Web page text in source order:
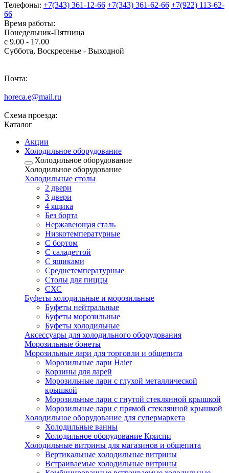
Телефоны: +7(343) 361-12-66 +7(343) 361-62-66 +7(922) 113-62-
66
Время работы:
Понедельник-Пятница
с 9.00 - 17.00
Суббота, Воскресенье - Выходной
Почта:
horeca.e@mail.ru
Схема проезда:
Каталог
Акции
Холодильное оборудование
Холодильное оборудование
Холодильное оборудование
Холодильные столы
2 двери
3 двери
4 ящика
Без борта
Нержавеющая сталь
Низкотемпературные
С бортом
С саладеттой
С ящиками
Среднетемпературные
Столы для пиццы
СХС
Буфеты холодильные и морозильные
Буфеты нейтральные
Буфеты морозильные
Буфеты холодильные
Аксессуары для холодильного оборудования
Морозильные бонеты
Морозильные лари для торговли и общепита
Морозильные лари Haier
Корзины для ларей
Морозильные лари с глухой металлической
крышкой
Морозильные лари с гнутой стеклянной крышкой
Морозильные лари с прямой стеклянной крышкой
Холодильное оборудование для супермаркета
Холодильные ванны
Холодильное оборудование Криспи
Холодильные витрины для магазинов и общепита
Вертикальные холодильные витрины
Встраиваемые холодильные витрины